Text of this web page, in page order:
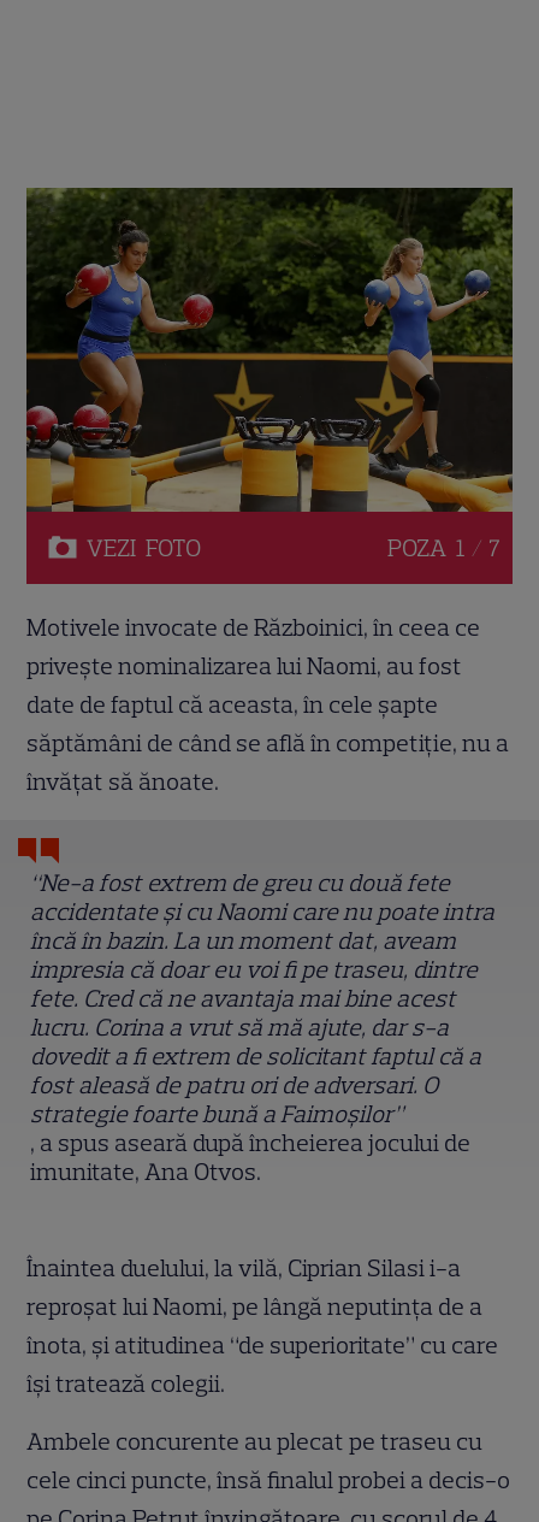
VEZI FOTO POZA 1 / 7
Motivele invocate de Războinici, în ceea ce
privește nominalizarea lui Naomi, au fost
date de faptul că aceasta, în cele șapte
săptămâni de când se află în competiție, nu a
învățat să ănoate.
“Ne-a fost extrem de greu cu două fete
accidentate și cu Naomi care nu poate intra
încă în bazin. La un moment dat, aveam
impresia că doar eu voi fi pe traseu, dintre
fete. Cred că ne avantaja mai bine acest
lucru. Corina a vrut să mă ajute, dar s-a
dovedit a fi extrem de solicitant faptul că a
fost aleasă de patru ori de adversari. O
strategie foarte bună a Faimoșilor”
, a spus aseară după încheierea jocului de
imunitate, Ana Otvos.
Înaintea duelului, la vilă, Ciprian Silasi i-a
reproșat lui Naomi, pe lângă neputința de a
înota, și atitudinea “de superioritate” cu care
își tratează colegii.
Ambele concurente au plecat pe traseu cu
cele cinci puncte, însă finalul probei a decis-o